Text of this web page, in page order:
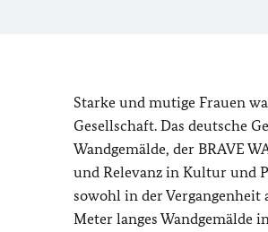
Starke und mutige Frauen
Gesellschaft. Das deutsche
Wandgemälde, der BRAVE
und Relevanz in Kultur und
sowohl in der
Meter langes Wandgemälde